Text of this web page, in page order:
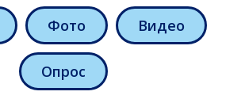
Фото Видео
Опрос